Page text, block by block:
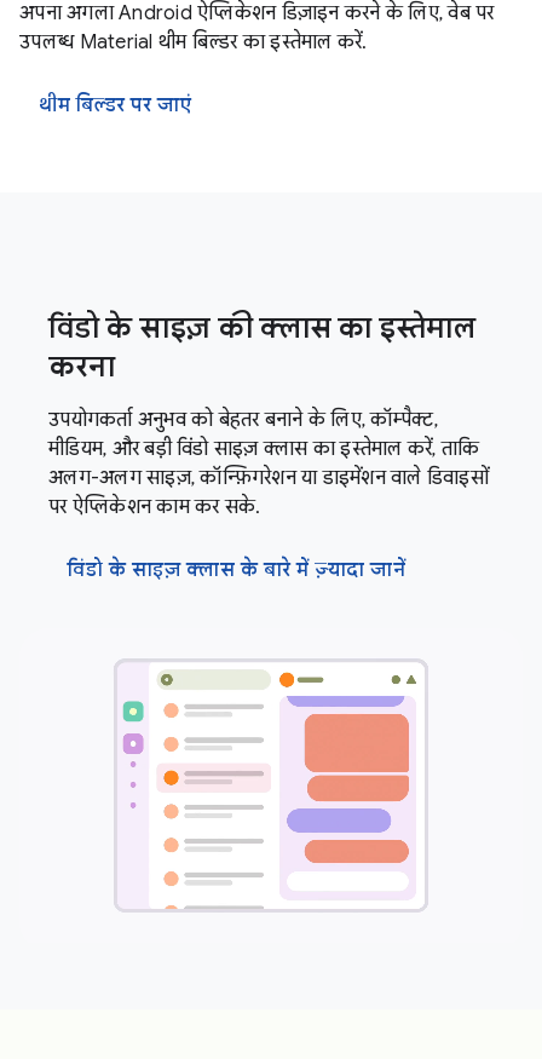
अपना अगला Android ऐप्लिकेशन डिज़ाइन करने के लिए, वेब पर
उपलब्ध Material थीम बिल्डर का इस्तेमाल करें.
थीम बिल्डर पर जाएं
विंडो के साइज़ की क्लास का इस्तेमाल
करना
उपयोगकर्ता अनुभव को बेहतर बनाने के लिए, कॉम्पैक्ट,
मीडियम, और बड़ी विंडो साइज़ क्लास का इस्तेमाल करें, ताकि
अलग-अलग साइज़, कॉन्फ़िगरेशन या डाइमेंशन वाले डिवाइसों
पर ऐप्लिकेशन काम कर सके.
विंडो के साइज़ क्लास के बारे में ज़्यादा जानें